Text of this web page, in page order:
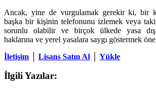
Ancak, yine de vurgulamak gerekir ki, bir
başka bir kişinin telefonunu izlemek veya
sorunlu olabilir ve birçok ülkede yasa
haklarına ve yerel yasalara saygı göstermek
İletişim
Lisans Satın Al Yükle
İlgili Yazılar: